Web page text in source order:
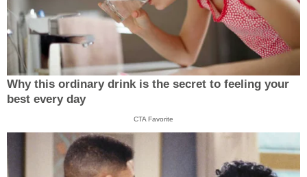
Why this ordinary drink is the secret to feeling your
best every day
CTA Favorite